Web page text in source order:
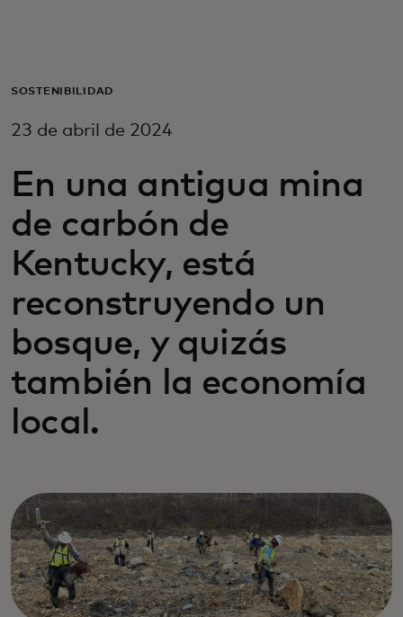
Para empresas
Para innovadores
Noticias y tendencias
SOSTENIBILIDAD
23 de abril de 2024
En una antigua mina
de carbón de
Kentucky, está
reconstruyendo un
bosque, y quizás
también la economía
local.